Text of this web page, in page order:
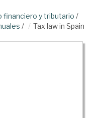
financiero y tributario /
/ Tax law in Spain